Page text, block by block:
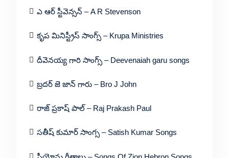
ఎ ఆర్ స్టీవెన్సన్ – A R Stevenson
కృప మినిస్ట్రీస్ సాంగ్స్ – Krupa Ministries
దీవెనయ్య గారి సాంగ్స్ – Deevenaiah garu songs
బ్రదర్ జె జాన్ గారు – Bro J John
రాజ్ ప్రకాష్ పాల్ – Raj Prakash Paul
సతీష్ కుమార్ సాంగ్స – Satish Kumar Songs